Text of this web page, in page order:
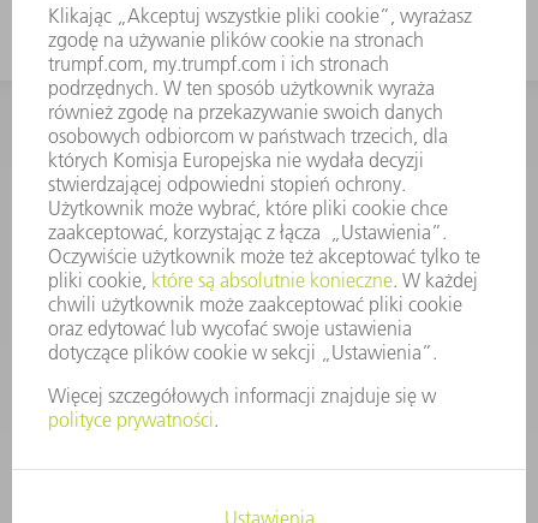
KONTAKT
Dział Części Zamiennych i Narzędzi
48225753936
8.00 - 17.00
czesci.zamienne@trumpf.com